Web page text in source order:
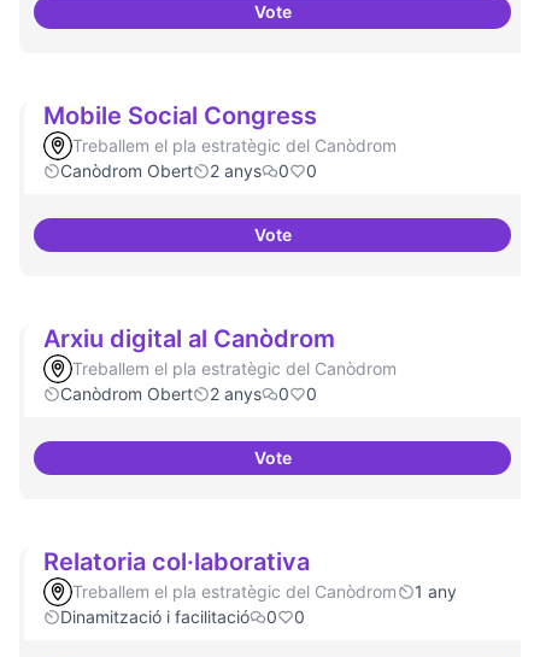
VoteRefugi en cas d'un tall a internet
Mobile Social Congress
Treballem el pla estratègic del Canòdrom
Canòdrom Obert
2 anys 0 0
VoteMobile Social Congress
Arxiu digital al Canòdrom
Treballem el pla estratègic del Canòdrom
Canòdrom Obert
2 anys 0 0
VoteArxiu digital al Canòdrom
Relatoria col·laborativa
Treballem el pla estratègic del Canòdrom
1 any
Dinamització i facilitació
0 0